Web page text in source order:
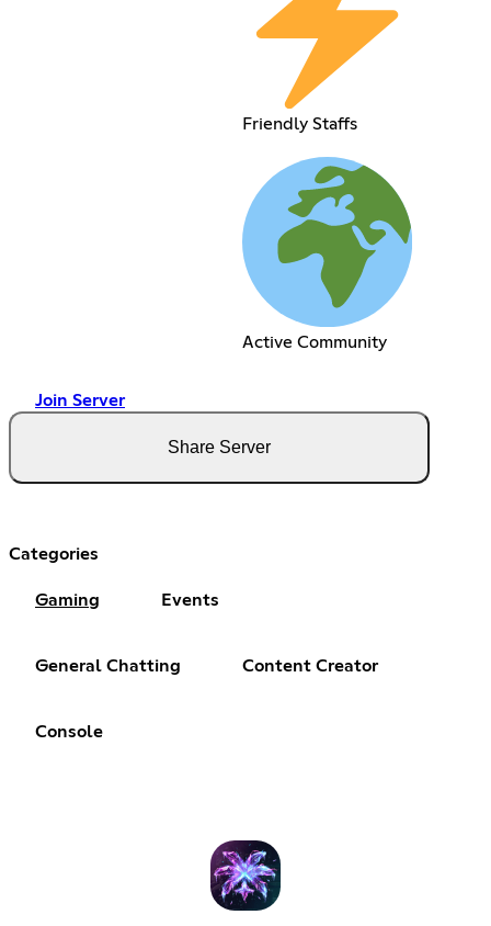
Friendly Staffs
Active Community
Join Server
Share Server
Categories
Gaming Events
General Chatting Content Creator
Console